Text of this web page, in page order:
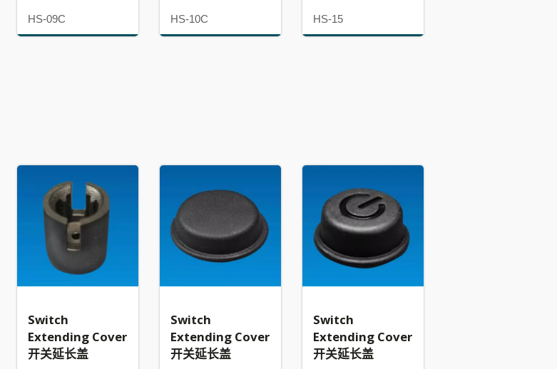
HS-09C HS-10C HS-15
Switch
Extending Cover
开关延长盖
Switch
Extending Cover
开关延长盖
Switch
Extending Cover
开关延长盖